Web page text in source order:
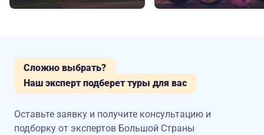
Сложно выбрать?
Наш эксперт подберет туры для вас
Оставьте заявку и получите консультацию и
подборку от экспертов Большой Страны